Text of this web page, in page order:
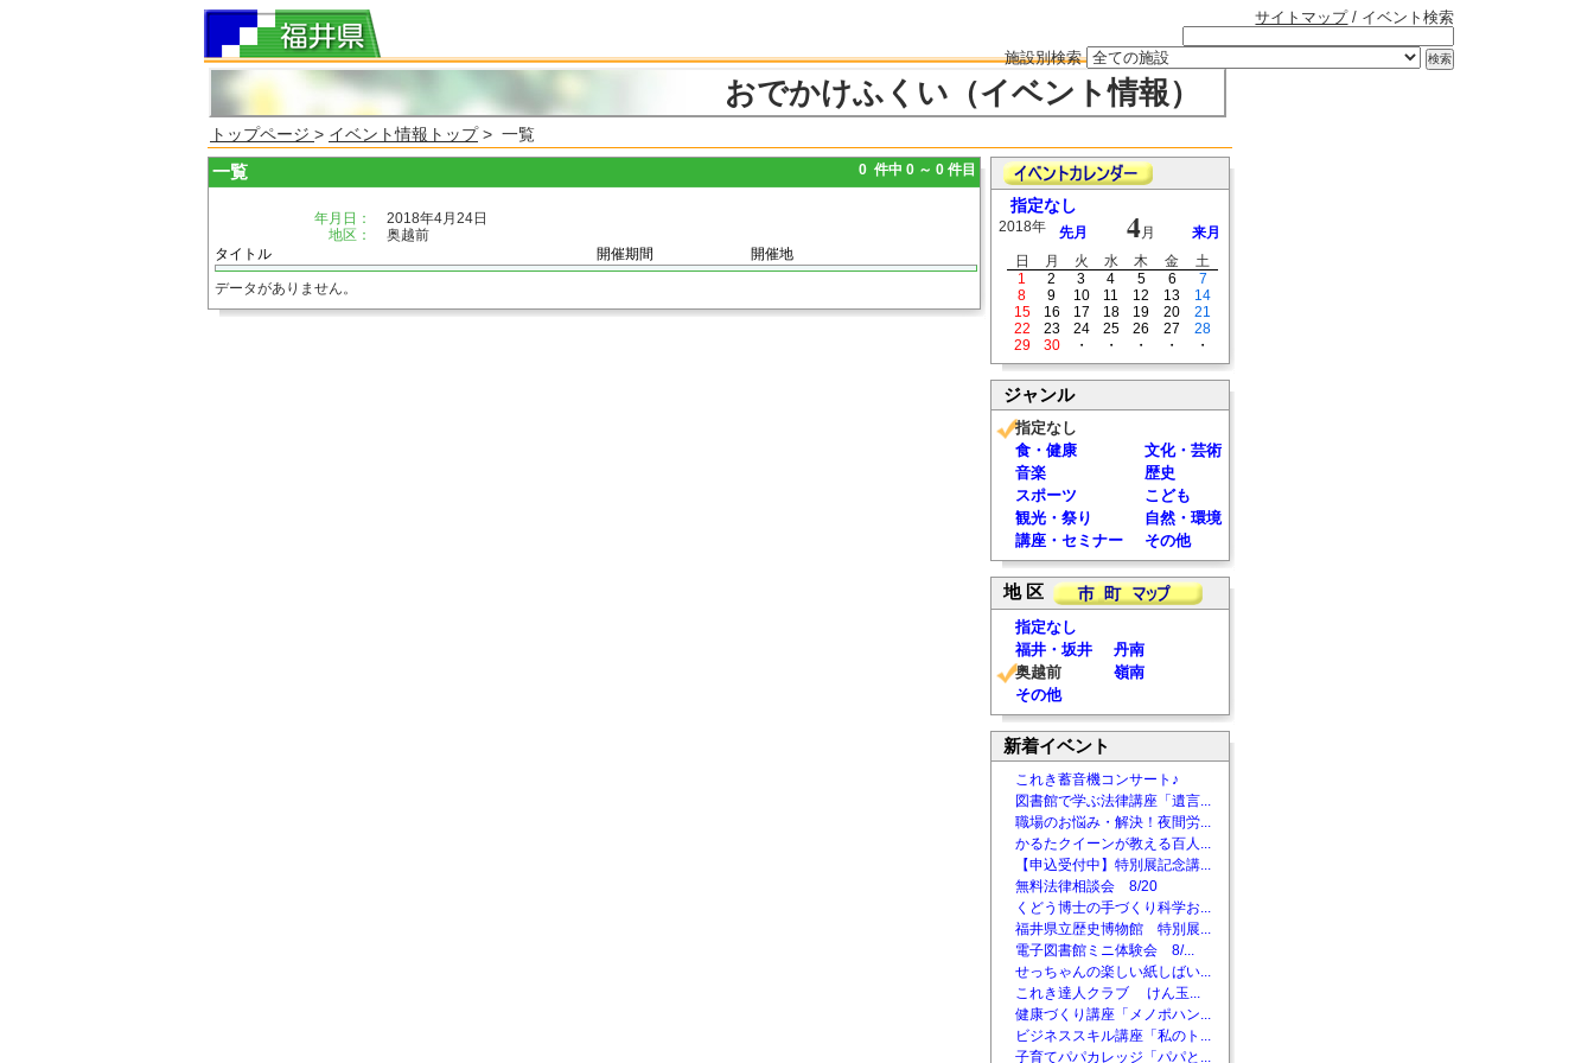
サイトマップ/ イベント検索
施設別検索
おでかけふくい（イベント情報）
トップページ > イベント情報トップ> 一覧
一覧 0 件中 0 ～ 0 件目
年月日：
2018年4月24日
地区：
奥越前
タイトル
開催期間 開催地
データがありません。
指定なし
2018年 先月 4月
来月
日
月 火 水 木 金
土
1
2 3 4 5 6
7
8
9 10 11 12 13
14
15
16 17 18 19 20
21
22
23 24 25 26 27
28
29
30 ・ ・ ・ ・ ・
ジャンル
指定なし
食・健康
文化・芸術
音楽
歴史
スポーツ
こども
観光・祭り
自然・環境
講座・セミナー
その他
地 区
指定なし
福井・坂井
丹南
奥越前
嶺南
その他
新着イベント
これき蓄音機コンサート♪
図書館で学ぶ法律講座「遺言...
職場のお悩み・解決！夜間労...
かるたクイーンが教える百人...
【申込受付中】特別展記念講...
無料法律相談会 8/20
くどう博士の手づくり科学お...
福井県立歴史博物館 特別展...
電子図書館ミニ体験会 8/...
せっちゃんの楽しい紙しばい...
これき達人クラブ けん玉...
健康づくり講座「メノポハン...
ビジネススキル講座「私のト...
子育てパパカレッジ「パパと...